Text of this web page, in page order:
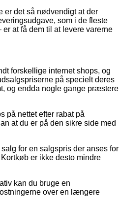
er det så nødvendigt at der
som i de fleste
at få dem til at levere varerne
forskellige internet shops, og
på specielt deres
og endda nogle gange præstere
på nettet efter rabat på
at du er på den sikre side med
for en salgspris der anses for
er ikke desto mindre
kan du bruge en
over en længere